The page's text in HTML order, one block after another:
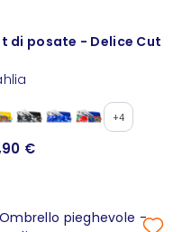
di posate - Delice Cut
+4
€